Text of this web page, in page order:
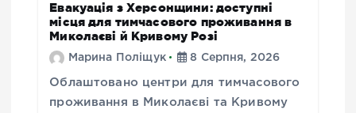
Евакуація з Херсонщини: доступні
місця для тимчасового проживання в
Миколаєві й Кривому Розі
Марина Поліщук 8 Серпня, 2026
Облаштовано центри для тимчасового
проживання в Миколаєві та Кривому